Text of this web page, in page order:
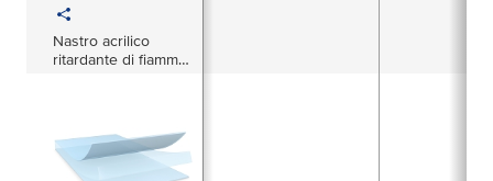
Nastro acrilico
ritardante di fiamma